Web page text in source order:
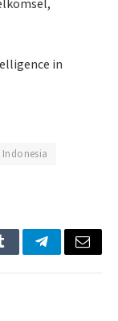
in
Indonesia
TelegramEmail